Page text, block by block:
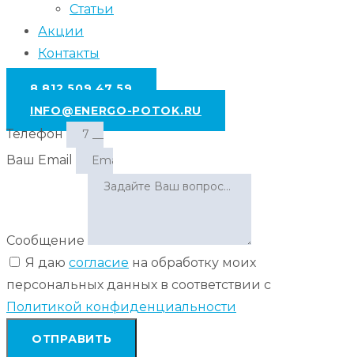
Статьи
Акции
Контакты
8 812 509 47 59
INFO@ENERGO-POTOK.RU
Телефон
Ваш Email
Сообщение
Я даю согласие на обработку моих
персональных данных в соответствии с
Политикой конфиденциальности
ОТПРАВИТЬ